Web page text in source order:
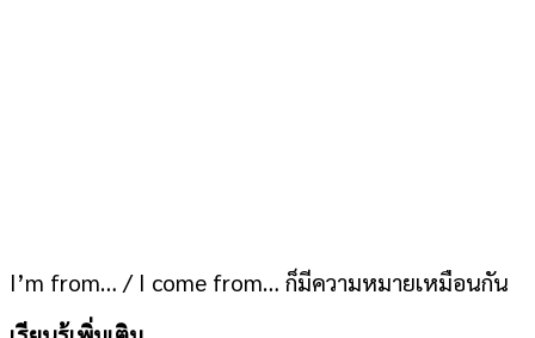
I’m from… / I come from… ก็มีความหมายเหมือนกัน